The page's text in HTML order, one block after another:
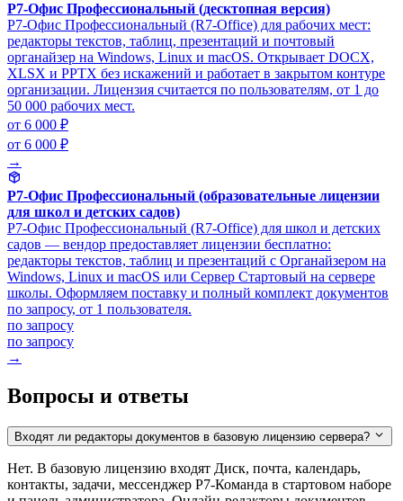
Р7-Офис Профессиональный (десктопная версия)
Р7-Офис Профессиональный (R7-Office) для рабочих мест:
редакторы текстов, таблиц, презентаций и почтовый
органайзер на Windows, Linux и macOS. Открывает DOCX,
XLSX и PPTX без искажений и работает в закрытом контуре
организации. Лицензия считается по пользователям, от 1 до
50 000 рабочих мест.
от 6 000 ₽
от 6 000 ₽
→
Р7-Офис Профессиональный (образовательные лицензии
для школ и детских садов)
Р7-Офис Профессиональный (R7-Office) для школ и детских
садов — вендор предоставляет лицензии бесплатно:
редакторы текстов, таблиц и презентаций с Органайзером на
Windows, Linux и macOS или Сервер Стартовый на сервере
школы. Оформляем поставку и полный комплект документов
по запросу, от 1 пользователя.
по запросу
по запросу
→
Вопросы и ответы
Входят ли редакторы документов в базовую лицензию сервера?
Нет. В базовую лицензию входят Диск, почта, календарь,
контакты, задачи, мессенджер Р7-Команда в стартовом наборе